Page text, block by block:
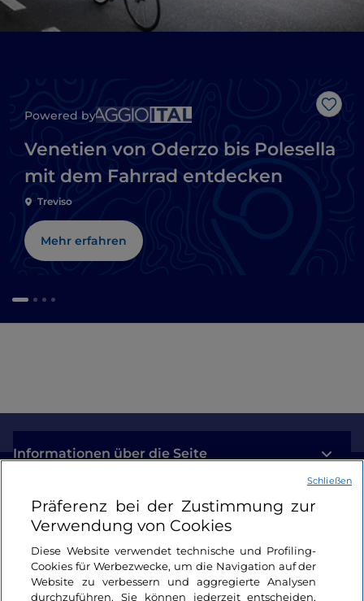
Like
Powered by
Venetien von Oderzo bis Polesella
mit dem Fahrrad entdecken
Treviso
Mehr erfahren
Informationen über die Seite
Nützliche Links
Login
Bleiben wir in Kontakt
Präferenz bei der Zustimmung zur
Verwendung von Cookies
Diese Website verwendet technische und Profiling-
Cookies für Werbezwecke, um die Navigation auf der
Website zu verbessern und aggregierte Analysen
durchzuführen. Sie können jederzeit entscheiden,
Schließen